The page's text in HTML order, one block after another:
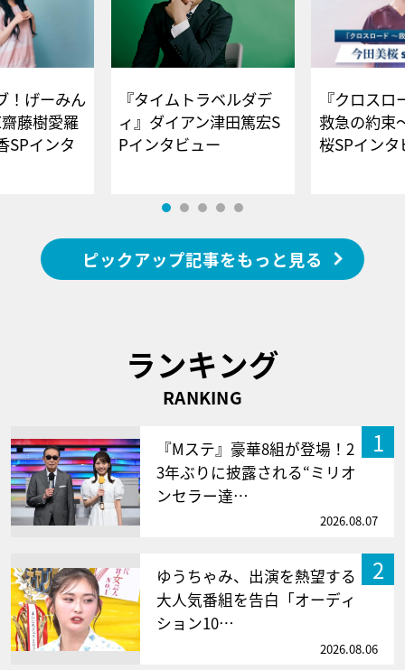
！げーみん
藤樹愛羅
SPインタ
『タイムトラベルダデ
ィ』ダイアン津田篤宏S
Pインタビュー
『クロス
救急の約束
桜SPイ
ピックアップ記事をもっと見る
ランキング
RANKING
1
『Mステ』豪華8組が登場！2
3年ぶりに披露される“ミリオ
ンセラー達…
2026.08.07
2
ゆうちゃみ、出演を熱望する
大人気番組を告白「オーディ
ション10…
2026.08.06